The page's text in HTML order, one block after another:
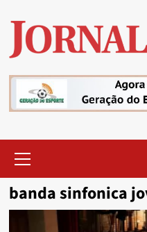
content
Menu
banda sinfonica